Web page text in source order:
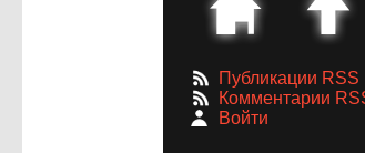
Публикации RSS
Комментарии
Войти